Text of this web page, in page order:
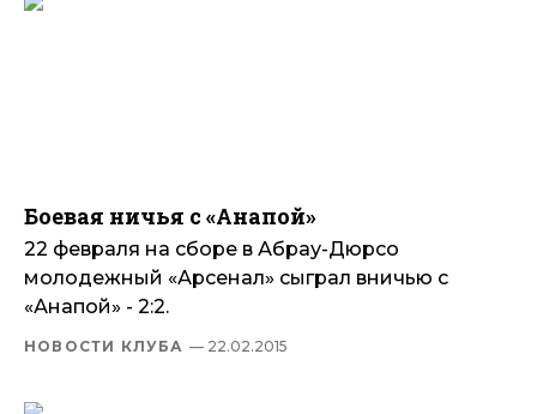
Боевая ничья с «Анапой»
22 февраля на сборе в Абрау-Дюрсо
молодежный «Арсенал» сыграл вничью с
«Анапой» - 2:2.
НОВОСТИ КЛУБА — 22.02.2015